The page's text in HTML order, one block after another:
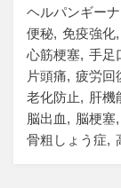
ヘルパンギーナ
便秘 免疫強化
心筋梗塞 手足
片頭痛
疲労回
老化防止
肝機
脳出血
脳梗塞
骨粗しょう症